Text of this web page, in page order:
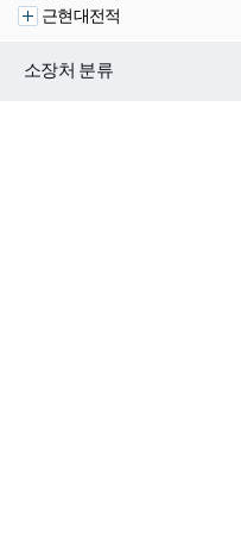
근현대전적
소장처 분류